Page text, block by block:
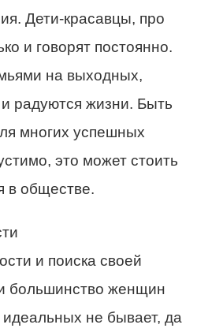
Дети-красавцы, про
и говорят постоянно.
на выходных,
радуются жизни. Быть
многих успешных
это может стоить
в обществе.
и поиска своей
большинство женщин
идеальных не бывает, да